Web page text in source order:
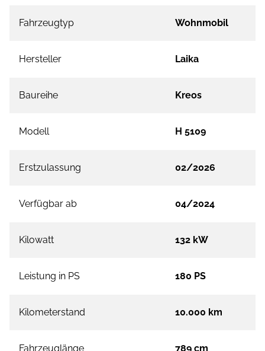
Fahrzeugtyp Wohnmobil
Hersteller Laika
Baureihe Kreos
Modell H 5109
Erstzulassung 02/2026
Verfügbar ab 04/2024
Kilowatt 132 kW
Leistung in PS 180 PS
Kilometerstand 10.000 km
Fahrzeuglänge 789 cm